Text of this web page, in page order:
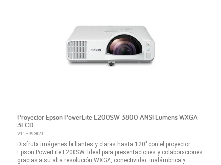
Proyector Epson PowerLite L200SW 3800 ANSI Lumens WXGA
3LCD
V11H993020.
Disfruta imágenes brillantes y claras hasta 120" con el proyector
Epson PowerLite L200SW. Ideal para presentaciones y colaboraciones
gracias a su alta resolución WXGA, conectividad inalámbrica y